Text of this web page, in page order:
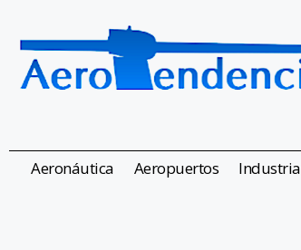
Aeronáutica Aeropuertos Industria